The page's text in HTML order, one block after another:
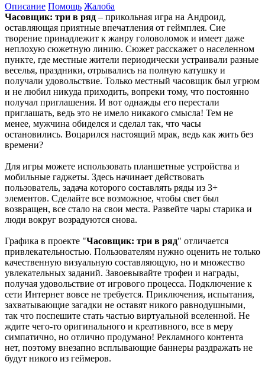
Описание Помощь Жалоба
Часовщик: три в ряд – прикольная игра на Андроид,
оставляющая приятные впечатления от геймплея. Сие
творение принадлежит к жанру головоломок и имеет даже
неплохую сюжетную линию. Сюжет расскажет о населенном
пункте, где местные жители периодически устраивали разные
веселья, праздники, отрывались на полную катушку и
получали удовольствие. Только местный часовщик был угрюм
и не любил никуда приходить, вопреки тому, что постоянно
получал приглашения. И вот однажды его перестали
приглашать, ведь это не имело никакого смысла! Тем не
менее, мужчина обиделся и сделал так, что часы
остановились. Воцарился настоящий мрак, ведь как жить без
времени?
Для игры можете использовать планшетные устройства и
мобильные гаджеты. Здесь начинает действовать
пользователь, задача которого составлять ряды из 3+
элементов. Сделайте все возможное, чтобы свет был
возвращен, все стало на свои места. Развейте чары старика и
люди вокруг возрадуются снова.
Графика в проекте "Часовщик: три в ряд" отличается
привлекательностью. Пользователям нужно оценить не только
качественную визуальную составляющую, но и множество
увлекательных заданий. Завоевывайте трофеи и награды,
получая удовольствие от игрового процесса. Подключение к
сети Интернет вовсе не требуется. Приключения, испытания,
захватывающие загадки не оставят никого равнодушными,
так что поспешите стать частью виртуальной вселенной. Не
ждите чего-то оригинального и креативного, все в меру
симпатично, но отлично продумано! Рекламного контента
нет, поэтому внезапно всплывающие баннеры раздражать не
будут никого из геймеров.